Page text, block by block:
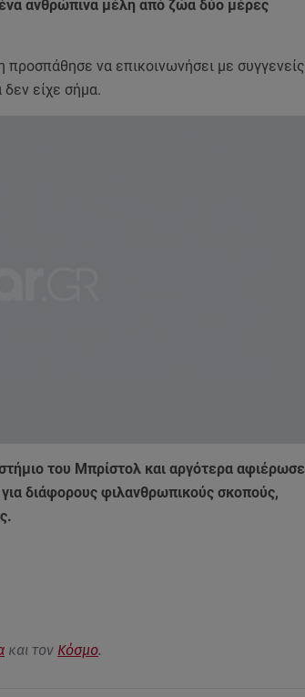
ανθρώπινα μέλη από ζώα δύο μέρες
να επικοινωνήσει με συγγενείς
είχε σήμα.
του Μπρίστολ και αργότερα αφιέρωσε
διάφορους φιλανθρωπικούς σκοπούς,
και τον Κόσμο.